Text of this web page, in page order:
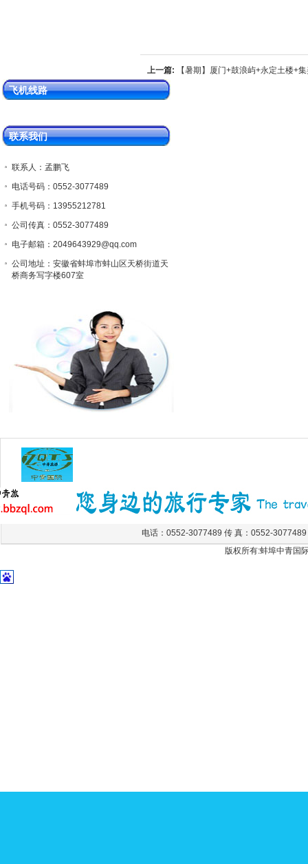
上一篇:
【暑期】厦门+鼓浪屿+永定土楼+
抓蟹双飞5日跟团游
飞机线路
联系我们
联系人：孟鹏飞
电话号码：0552-3077489
手机号码：13955212781
公司传真：0552-3077489
电子邮箱：2049643929@qq.com
公司地址：安徽省蚌埠市蚌山区天桥街道天
桥商务写字楼607室
电话：0552-3077489 传 真：0552-
版权所有:蚌埠中青国